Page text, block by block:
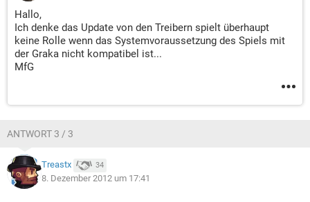
Hallo,
Ich denke das Update von den Treibern spielt überhaupt
keine Rolle wenn das Systemvoraussetzung des Spiels mit
der Graka nicht kompatibel ist...
MfG
ANTWORT 3 / 3
Treastx 34
8. Dezember 2012 um 17:41